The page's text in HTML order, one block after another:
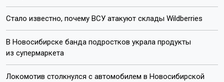
Стало известно, почему ВСУ атакуют склады Wildberries
В Новосибирске банда подростков украла продукты
из супермаркета
Локомотив столкнулся с автомобилем в Новосибирской